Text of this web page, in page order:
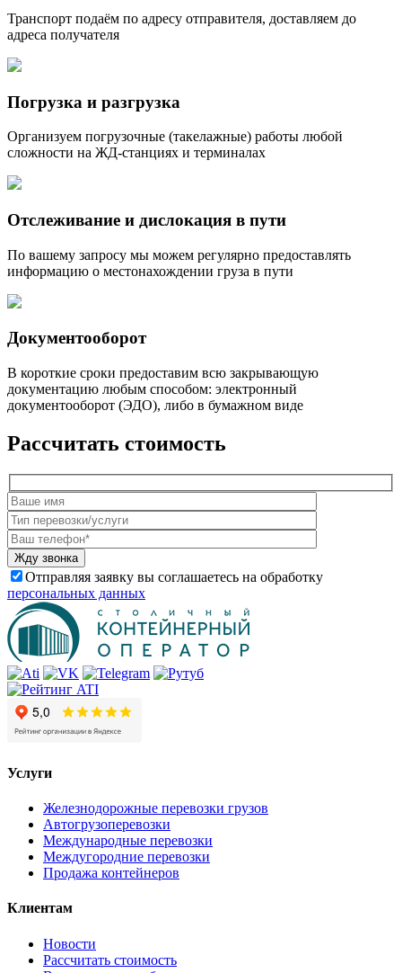
Транспорт подаём по адресу отправителя, доставляем до
адреса получателя
Погрузка и разгрузка
Организуем погрузочные (такелажные) работы любой
сложности на ЖД-станциях и терминалах
Отслеживание и дислокация в пути
По вашему запросу мы можем регулярно предоставлять
информацию о местонахождении груза в пути
Документооборот
В короткие сроки предоставим всю закрывающую
документацию любым способом: электронный
документооборот (ЭДО), либо в бумажном виде
Рассчитать стоимость
Отправляя заявку вы соглашаетесь на обработку
персональных данных
Услуги
Железнодорожные перевозки грузов
Автогрузоперевозки
Международные перевозки
Междугородние перевозки
Продажа контейнеров
Клиентам
Новости
Рассчитать стоимость